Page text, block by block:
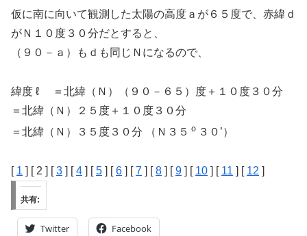
仮に南に向いて観測した太陽の高度ａが６５度で、赤緯ｄ
がＮ１０度３０分だとすると、
（９０－ａ）もｄも同じＮになるので、
緯度 ℓ ＝北緯（Ｎ）（９０－６５）度＋１０度３０分
＝北緯（Ｎ）２５度＋１０度３０分
＝北緯（Ｎ）３５度３０分 （Ｎ３５ ｏ ３０’）
[ 1 ] [ 2 ] [3 ] [4 ] [5 ] [6 ] [7 ] [8 ] [9 ] [ 10 ] [ 11 ] [ 12 ]
共有:
Twitter Facebook